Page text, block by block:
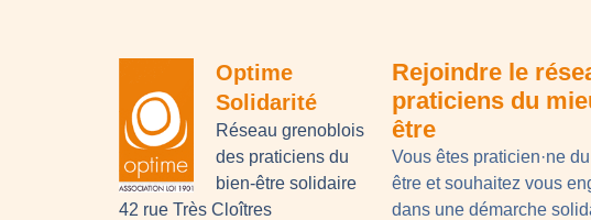
Optime
Solidarité
Réseau grenoblois
des praticiens du
bien-être solidaire
42 rue Très Cloîtres
Rejoindre le
praticiens du
être
Vous êtes praticien·ne
être et souhaitez vous
dans une démarche